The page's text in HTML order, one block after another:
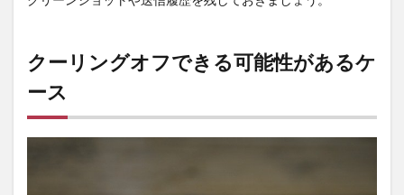
10.4
ムを途
中解約
できま
クーリングオフできる可能性があるケ
ース